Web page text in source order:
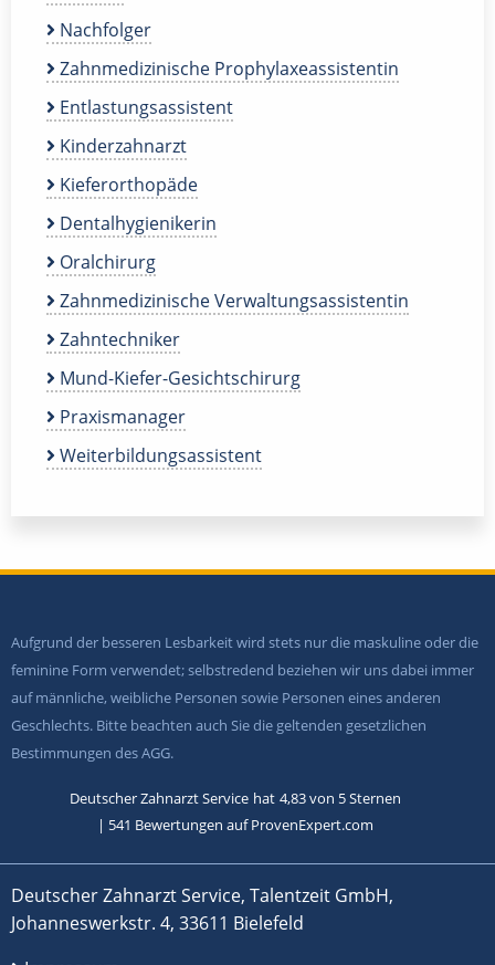
Nachfolger
Zahnmedizinische Prophylaxeassistentin
Entlastungsassistent
Kinderzahnarzt
Kieferorthopäde
Dentalhygienikerin
Oralchirurg
Zahnmedizinische Verwaltungsassistentin
Zahntechniker
Mund-Kiefer-Gesichtschirurg
Praxismanager
Weiterbildungsassistent
Aufgrund der besseren Lesbarkeit wird stets nur die maskuline oder die
feminine Form verwendet; selbstredend beziehen wir uns dabei immer
auf männliche, weibliche Personen sowie Personen eines anderen
Geschlechts. Bitte beachten auch Sie die geltenden gesetzlichen
Bestimmungen des AGG.
Deutscher Zahnarzt Service hat 4,83von 5Sternen
| 541 Bewertungen auf ProvenExpert.com
Deutscher Zahnarzt Service, Talentzeit GmbH,
Johanneswerkstr. 4, 33611 Bielefeld